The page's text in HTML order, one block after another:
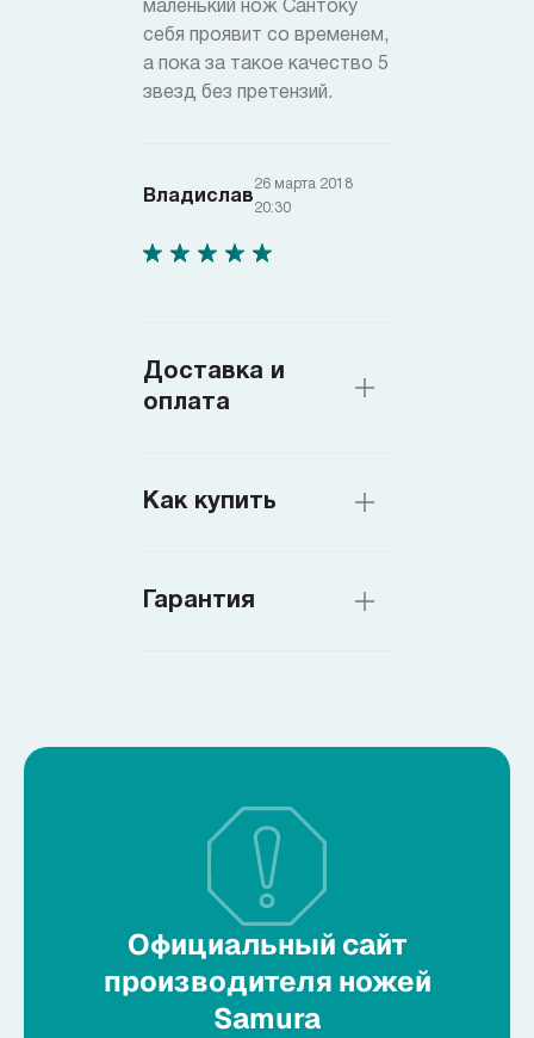
маленький нож Сантоку
себя проявит со временем,
а пока за такое качество 5
звезд без претензий.
Владислав
26 марта 2018
20:30
Доставка и
оплата
Как купить
Гарантия
Официальный сайт
производителя ножей
Samura